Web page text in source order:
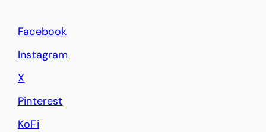
Facebook
Instagram
X
Pinterest
KoFi